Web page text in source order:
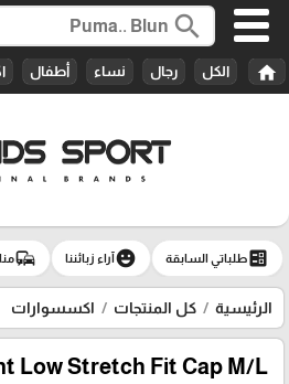
search
home الكل رجال نساء أطفال
ballotطلباتي السابقة emoji_emotionsآراء زبائننا commute
الرئيسية كل المنتجات اكسسوارات
Low Stretch Fit Cap M/L